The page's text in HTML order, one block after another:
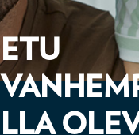
ETU
LLA